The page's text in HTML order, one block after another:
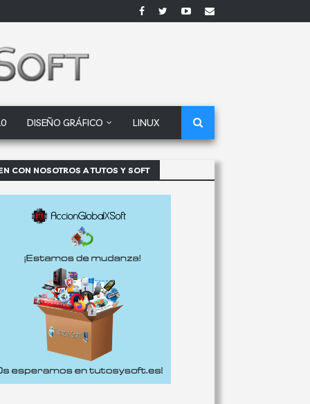
DISEÑO GRÁFICO LINUX
CON NOSOTROS A TUTOS Y SOFT